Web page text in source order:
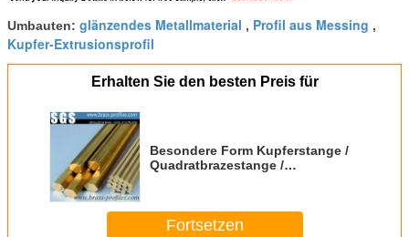
Umbauten: glänzendes Metallmaterial , Profil aus Messing ,
Kupfer-Extrusionsprofil
Erhalten Sie den besten Preis für
Besondere Form Kupferstange /
Quadratbrazestange /
Fortsetzen